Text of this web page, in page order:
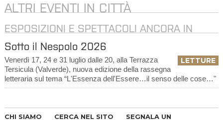
ALTRI EVENTI IN CITTÀ
ESPOSIZIONI E SPETTACOLI ANCORA IN
CORSO
Sotto il Nespolo 2026
LETTURE
Venerdì 17, 24 e 31 luglio dalle 20, alla Terrazza
Tersicula (Valverde), nuova edizione della rassegna
letteraria sul tema “L'Essenza dell'Essere…il senso delle cose…"
CHI SIAMO CERCA NEL SITO SEGNALA UN